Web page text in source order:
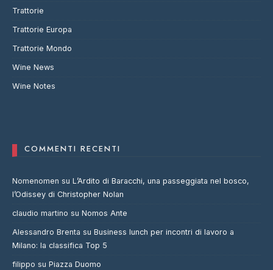
Trattorie
Trattorie Europa
Trattorie Mondo
Wine News
Wine Notes
COMMENTI RECENTI
Nomenomen su L’Ardito di Baracchi, una passeggiata nel bosco,
l’Odissey di Christopher Nolan
claudio martino su Nomos Ante
Alessandro Brenta su Business lunch per incontri di lavoro a
Milano: la classifica Top 5
filippo su Piazza Duomo